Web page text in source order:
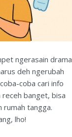
ngerasain drama
deh ngerubah
coba cari info
receh banget, bisa
rumah tangga.
lho!